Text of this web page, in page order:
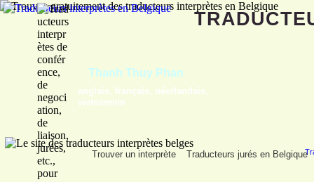
Gregory Blauwers
français, néerlandais
Trouver un interprète Traducteurs jurés en Belgique